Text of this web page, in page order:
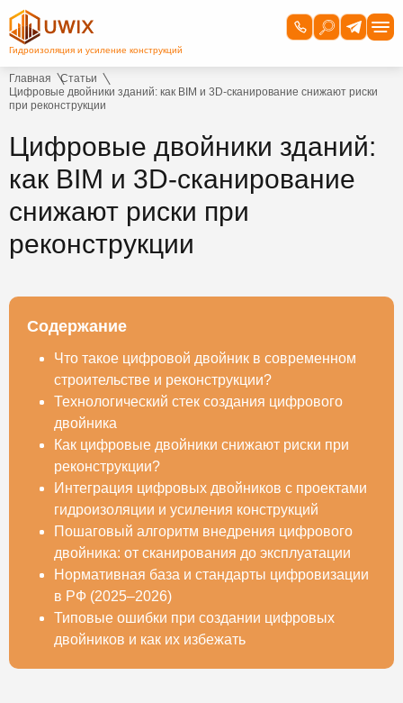
Главная
Статьи
Цифровые двойники зданий: как BIM и 3D-сканирование снижают риски
при реконструкции
Цифровые двойники зданий:
как BIM и 3D-сканирование
снижают риски при
реконструкции
Содержание
Что такое цифровой двойник в современном
строительстве и реконструкции?
Технологический стек создания цифрового
двойника
Как цифровые двойники снижают риски при
реконструкции?
Интеграция цифровых двойников с проектами
гидроизоляции и усиления конструкций
Пошаговый алгоритм внедрения цифрового
двойника: от сканирования до эксплуатации
Нормативная база и стандарты цифровизации
в РФ (2025–2026)
Типовые ошибки при создании цифровых
двойников и как их избежать